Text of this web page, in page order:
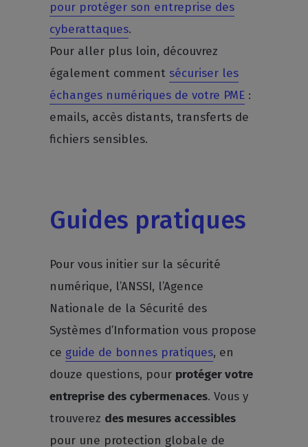
pour protéger son entreprise des
cyberattaques.
Pour aller plus loin, découvrez
également comment sécuriser les
échanges numériques de votre PME :
emails, accès distants, transferts de
fichiers sensibles.
Guides pratiques
Pour vous initier sur la sécurité
numérique, l’ANSSI, l’Agence
Nationale de la Sécurité des
Systèmes d’Information vous propose
ce guide de bonnes pratiques, en
douze questions, pour protéger votre
entreprise des cybermenaces. Vous y
trouverez des mesures accessibles
pour une protection globale de